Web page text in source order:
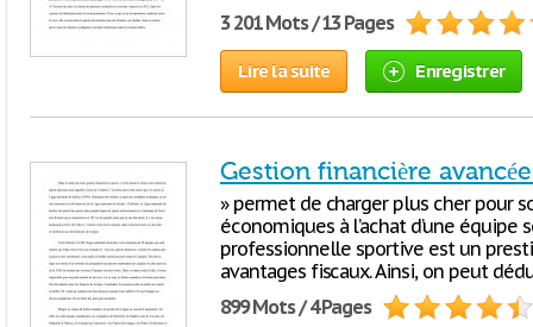
3 201 Mots / 13 Pages
Lire la suite Enregistrer
Gestion financière
» permet de charger plus cher pour
économiques à l’achat d’une équipe
professionnelle sportive est un
avantages fiscaux. Ainsi, on peut
899 Mots / 4 Pages